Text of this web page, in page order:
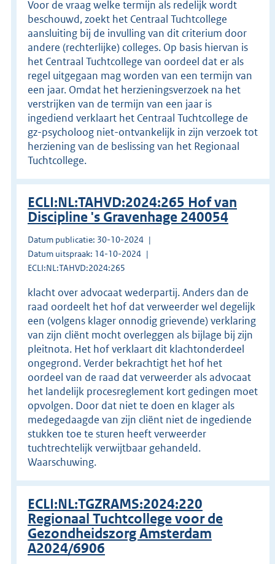
Voor de vraag welke termijn als redelijk wordt
beschouwd, zoekt het Centraal Tuchtcollege
aansluiting bij de invulling van dit criterium door
andere (rechterlijke) colleges. Op basis hiervan is
het Centraal Tuchtcollege van oordeel dat er als
regel uitgegaan mag worden van een termijn van
een jaar. Omdat het herzieningsverzoek na het
verstrijken van de termijn van een jaar is
ingediend verklaart het Centraal Tuchtcollege de
gz-psycholoog niet-ontvankelijk in zijn verzoek tot
herziening van de beslissing van het Regionaal
Tuchtcollege.
ECLI:NL:TAHVD:2024:265 Hof van
Discipline 's Gravenhage 240054
Datum publicatie: 30-10-2024
Datum uitspraak: 14-10-2024
ECLI:NL:TAHVD:2024:265
klacht over advocaat wederpartij. Anders dan de
raad oordeelt het hof dat verweerder wel degelijk
een (volgens klager onnodig grievende) verklaring
van zijn cliënt mocht overleggen als bijlage bij zijn
pleitnota. Het hof verklaart dit klachtonderdeel
ongegrond. Verder bekrachtigt het hof het
oordeel van de raad dat verweerder als advocaat
het landelijk procesreglement kort gedingen moet
opvolgen. Door dat niet te doen en klager als
medegedaagde van zijn cliënt niet de ingediende
stukken toe te sturen heeft verweerder
tuchtrechtelijk verwijtbaar gehandeld.
Waarschuwing.
ECLI:NL:TGZRAMS:2024:220
Regionaal Tuchtcollege voor de
Gezondheidszorg Amsterdam
A2024/6906